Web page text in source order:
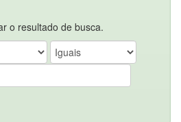
o resultado de busca.